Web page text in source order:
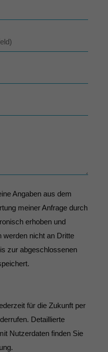
Angaben aus dem
meiner Anfrage durch
erhoben und
werden nicht an Dritte
zur abgeschlossenen
für die Zukunft per
Detaillierte
Nutzerdaten finden Sie